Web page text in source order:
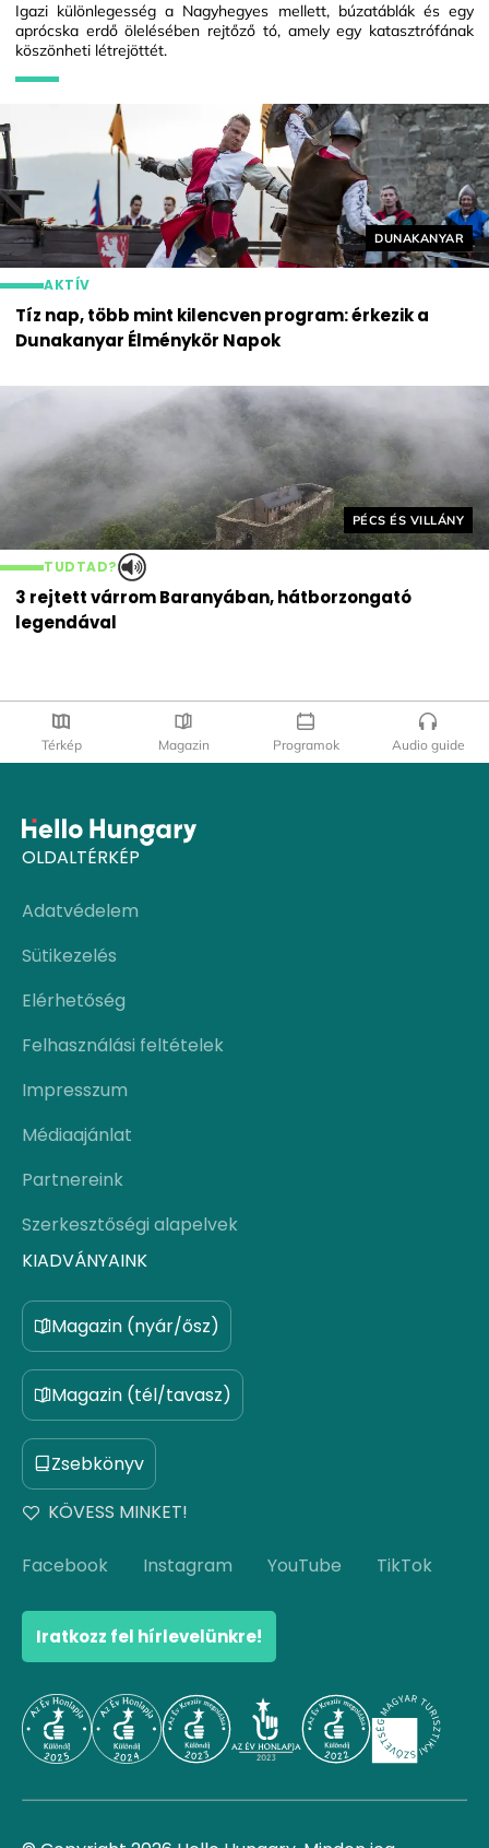
Helyszín
DUNAKANYAR
AKTÍV
Tíz nap, több mint kilencven program: érkezik a
Dunakanyar Élménykör Napok
Igazi különlegesség a Nagyhegyes mellett, búzatáblák és egy
aprócska erdő ölelésében rejtőző tó, amely egy katasztrófának
köszönheti létrejöttét.
Helyszín címkék:
PÉCS ÉS VILLÁNY
TUDTAD?
3 rejtett várrom Baranyában, hátborzongató
legendával
Térkép Magazin Programok Audio guide
OLDALTÉRKÉP
Adatvédelem
Sütikezelés
Elérhetőség
Felhasználási feltételek
Impresszum
Médiaajánlat
Partnereink
Szerkesztőségi alapelvek
KIADVÁNYAINK
Magazin (nyár/ősz)
Magazin (tél/tavasz)
Zsebkönyv
KÖVESS MINKET!
Facebook Instagram YouTube TikTok
Iratkozz fel hírlevelünkre!